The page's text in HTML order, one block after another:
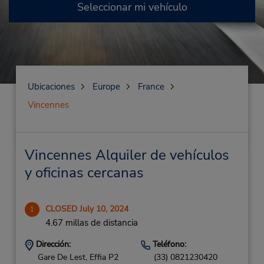
Seleccionar mi vehículo
Ubicaciones Europe
France
Vincennes
Vincennes Alquiler de vehículos
y oficinas cercanas
1 CLOSED July 10, 2024
4.67 millas de distancia
Dirección:
Gare De Lest, Effia P2
Teléfono:
(33) 0821230420